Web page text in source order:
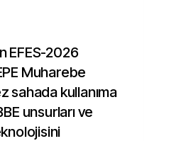
EFES-2026
Muharebe
sahada kullanıma
unsurları ve